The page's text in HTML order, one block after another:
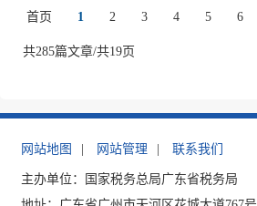
首页 1 2 3 4 5 6
共285篇文章/共19页
网站地图 网站管理 联系我们
主办单位：国家税务总局广东省税务局